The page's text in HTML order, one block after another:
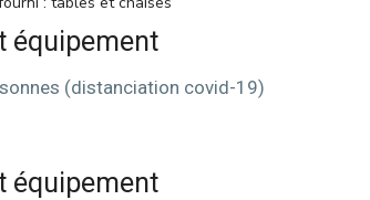
équipement
(distanciation covid-19)
équipement